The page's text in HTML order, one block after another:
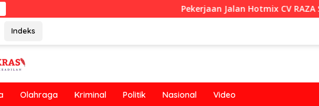
Pekerjaan Jalan Hotmix CV RAZA SETIA Tuai Sorotan
Indeks
Olahraga Kriminal Politik Nasional Video